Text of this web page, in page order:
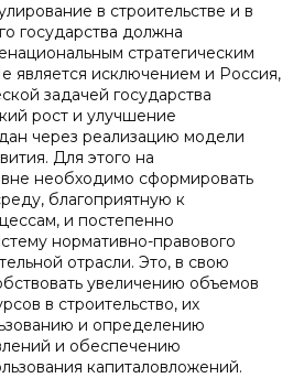
в строительстве и в
государства должна
стратегическим
является исключением и Россия,
задачей государства
рост и улучшение
через реализацию модели
Для этого на
необходимо сформировать
благоприятную к
и постепенно
нормативно-правового
отрасли. Это, в свою
увеличению объемов
в строительство, их
и определению
и обеспечению
капиталовложений.